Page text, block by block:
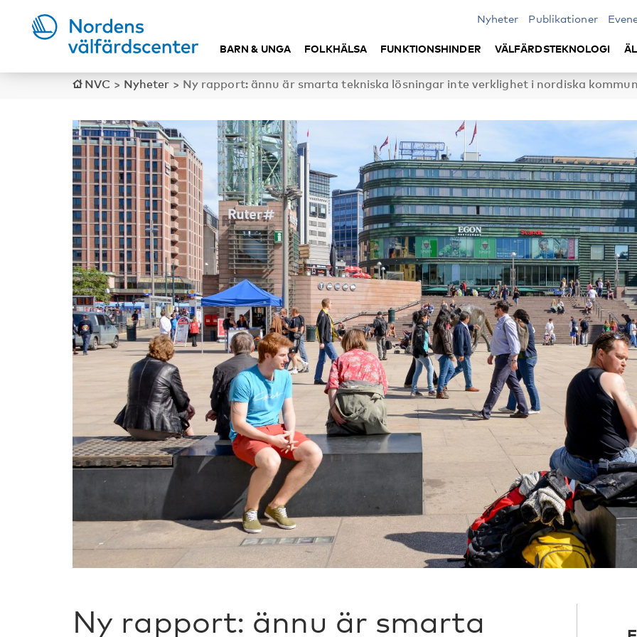
Nyheter Publikationer
BARN & UNGA FOLKHÄLSA FUNKTIONSHINDER VÄLFÄRDSTEKNOLOGI
NVC > Nyheter > Ny rapport: ännu är smarta tekniska lösningar inte verklighet i nordiska
Ny rapport: ännu är smarta